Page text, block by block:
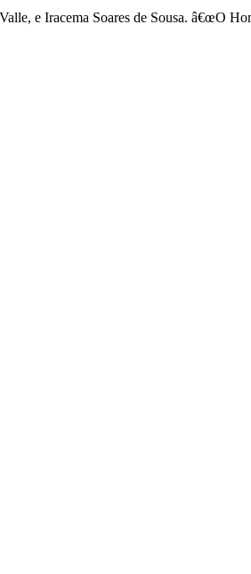
e Iracema Soares de Sousa. â€œO